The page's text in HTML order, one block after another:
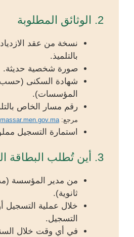
2. الوثائق المطلوبة
نسخة من عقد
بالتلميذ.
صورة شخصية حديثة.
شهادة السكنى
المؤسسات).
رقم مسار الخاص
مرجع: massar.men.gov.ma
استمارة التسجيل
3. أين تُطلب البطاقة المدرسية ؟
من مدير المؤسسة
ثانوية).
خلال عملية التسجيل
التسجيل.
في أي وقت خلال